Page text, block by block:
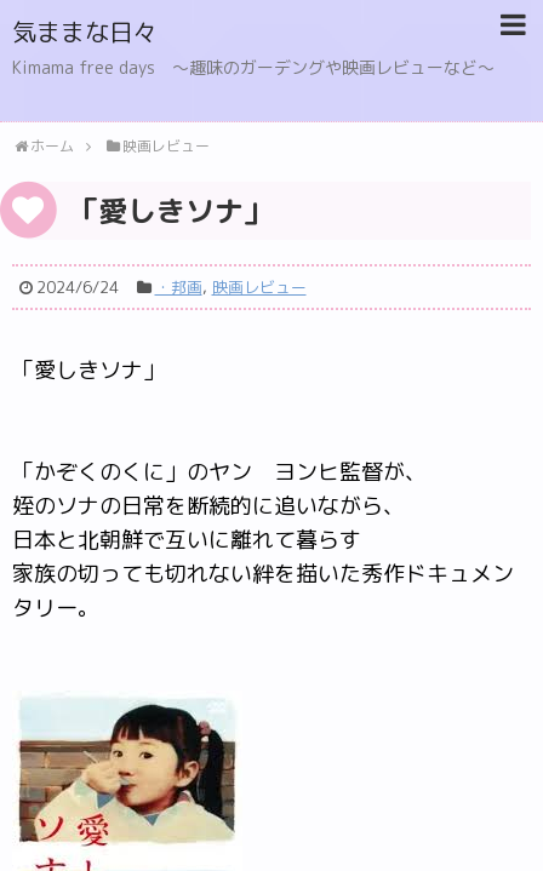
気ままな日々
Kimama free days 〜趣味のガーデングや映画レビューなど〜
ホーム 映画レビュー
「愛しきソナ」
2024/6/24 ・邦画, 映画レビュー
「愛しきソナ」
「かぞくのくに」のヤン ヨンヒ監督が、
姪のソナの日常を断続的に追いながら、
日本と北朝鮮で互いに離れて暮らす
家族の切っても切れない絆を描いた秀作ドキュメン
タリー。